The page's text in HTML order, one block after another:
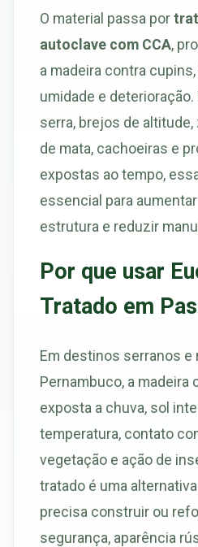
O material passa por
autoclave com CCA,
a madeira contra
umidade e deterioração.
serra, brejos de altitude,
de mata, cachoeiras e
expostas ao tempo,
essencial para
estrutura e reduzir
Por que usar
Tratado em
Em destinos serranos e
Pernambuco, a madeira
exposta a chuva, sol
temperatura, contato
vegetação e ação de
tratado é uma
precisa construir ou
segurança, aparência